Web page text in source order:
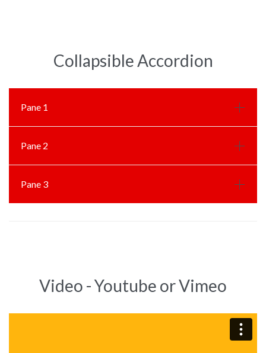
Collapsible Accordion
Pane 1
Pane 2
Pane 3
Video - Youtube or Vimeo